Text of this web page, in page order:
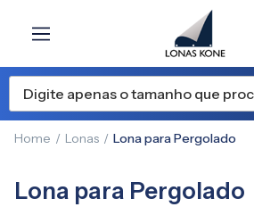
Home Lonas Lona para Pergolado
Lona para Pergolado